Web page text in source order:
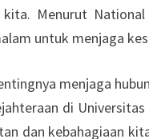
Menurut
untuk menjaga
menjaga
di
dan kebahagiaan